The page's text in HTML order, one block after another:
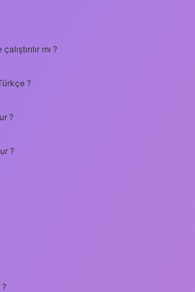
mı ?
?
?
?